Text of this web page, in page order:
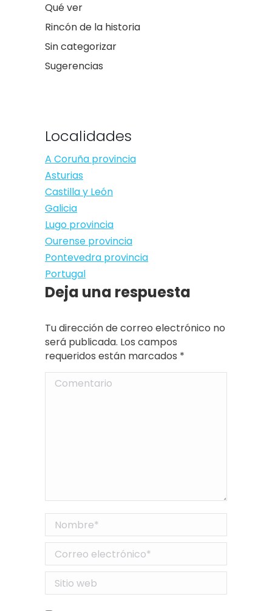
Qué ver
Rincón de la historia
Sin categorizar
Sugerencias
Localidades
A Coruña provincia
Asturias
Castilla y León
Galicia
Lugo provincia
Ourense provincia
Pontevedra provincia
Portugal
Deja una respuesta
Tu dirección de correo electrónico no
será publicada. Los campos
requeridos están marcados *
Comentario
Nombre *
Correo electrónico *
Sitio web